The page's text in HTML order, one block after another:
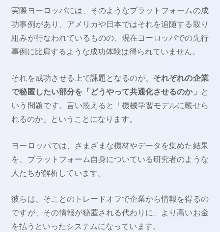
実際ヨーロッパには、そのようなプラットフォームの成
功事例があり、アメリカや日本ではそれを追随する取り
組みが行なわれているものの、現在ヨーロッパでの先行
事例に比肩するような成功体験は得られていません。
それを成功させる上で課題となるのが、 それぞれの企業
で秘匿したい部分を「どうやって共通化させるのか」 と
いう問題です。言い換えると「機械学習モデルに載せら
れるのか」ということになります。
ヨーロッパでは、さまざまな機材やデータを集めた結果
を、プラットフォーム自身についている研究者のような
人たちが解析しています。
彼らは、そことのトレードオフで企業から情報を得るの
ですが、その情報が秘匿される代わりに、より高いお金
を払うといったシステムになっています。